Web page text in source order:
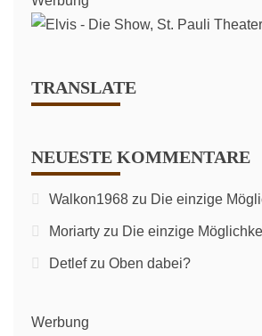
TRANSLATE
NEUESTE KOMMENTARE
Walkon1968 zu Die einzige
Moriarty zu Die einzige
Detlefzu Oben dabei?
Werbung